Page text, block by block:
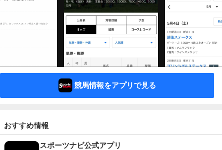
競馬情報をアプリで見る
おすすめ情報
スポーツナビ公式アプリ